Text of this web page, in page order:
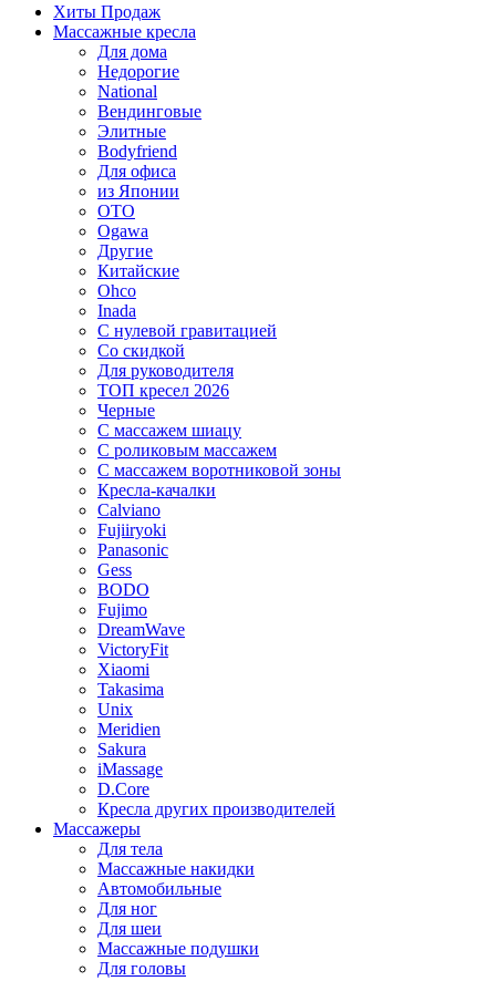
Хиты Продаж
Массажные кресла
Для дома
Недорогие
National
Вендинговые
Элитные
Bodyfriend
Для офиса
из Японии
OTO
Ogawa
Другие
Китайские
Ohco
Inada
С нулевой гравитацией
Со скидкой
Для руководителя
ТОП кресел 2026
Черные
С массажем шиацу
С роликовым массажем
С массажем воротниковой зоны
Кресла-качалки
Calviano
Fujiiryoki
Panasonic
Gess
BODO
Fujimo
DreamWave
VictoryFit
Xiaomi
Takasima
Unix
Meridien
Sakura
iMassage
D.Core
Кресла других производителей
Массажеры
Для тела
Массажные накидки
Автомобильные
Для ног
Для шеи
Массажные подушки
Для головы